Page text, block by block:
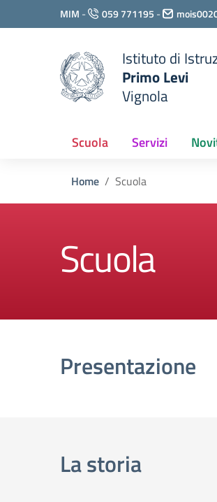
Vai ai contenuti
Vai al menu di navigazione
MIM - 059 771195 -
Istituto di
Primo Levi
Vignola
Scuola Servizi
Home Scuola
Scuola
Presentazione
La storia